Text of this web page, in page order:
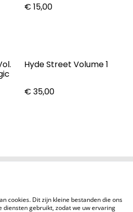
€ 15,00
Hyde Street Volume 1
€ 35,00
Cookiebeleid
cookies. Dit zijn kleine bestanden die ons
diensten gebruikt, zodat we uw ervaring